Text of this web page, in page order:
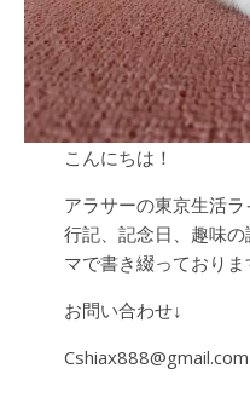
こんにちは！
アラサーの東京生活
行記、記念日、趣味
マで書き綴っておりま
お問い合わせ↓
Cshiax888@gmail.com